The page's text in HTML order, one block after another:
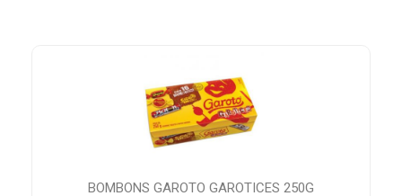
BOMBONS GAROTO GAROTICES 250G